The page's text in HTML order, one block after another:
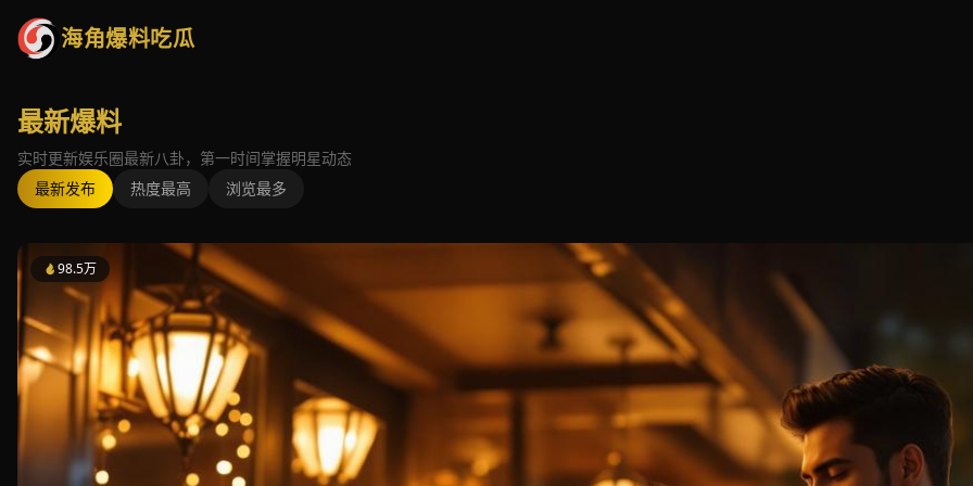
海角爆料吃瓜
最新爆料
实时更新娱乐圈最新八卦，第一时间掌握明星动态
最新发布
热度最高 浏览最多
98.5万